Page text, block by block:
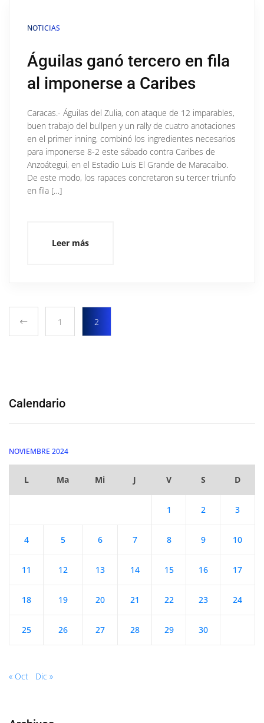
NOTICIAS
Águilas ganó tercero en fila
al imponerse a Caribes
Caracas.- Águilas del Zulia, con ataque de 12 imparables,
buen trabajo del bullpen y un rally de cuatro anotaciones
en el primer inning, combinó los ingredientes necesarios
para imponerse 8-2 este sábado contra Caribes de
Anzoátegui, en el Estadio Luis El Grande de Maracaibo.
De este modo, los rapaces concretaron su tercer triunfo
en fila […]
Leer más
1 2
Calendario
NOVIEMBRE 2024
L Ma Mi J V S D
1 2 3
4 5 6 7 8 9 10
11 12 13 14 15 16 17
18 19 20 21 22 23 24
25 26 27 28 29 30
« Oct Dic »